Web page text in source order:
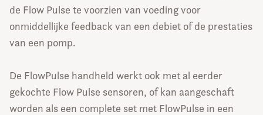
de Flow Pulse te voorzien van voeding voor
onmiddellijke feedback van een debiet of de prestaties
van een pomp.
De FlowPulse handheld werkt ook met al eerder
gekochte Flow Pulse sensoren, of kan aangeschaft
worden als een complete set met FlowPulse in een